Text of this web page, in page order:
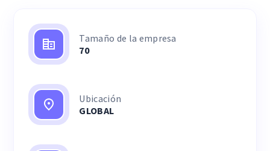
Tamaño de la empresa
70
Ubicación
GLOBAL